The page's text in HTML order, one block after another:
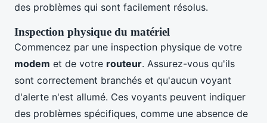
des problèmes qui sont facilement résolus.
Inspection physique du matériel
Commencez par une inspection physique de votre
modem et de votre routeur. Assurez-vous qu'ils
sont correctement branchés et qu'aucun voyant
d'alerte n'est allumé. Ces voyants peuvent indiquer
des problèmes spécifiques, comme une absence de